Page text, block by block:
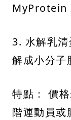
MyProtein
3. 水解乳
解成小分子
特點： 價
階運動員或